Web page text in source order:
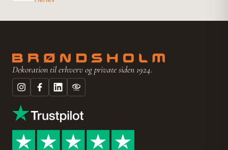
Dekoration til erhverv og private siden 1924.